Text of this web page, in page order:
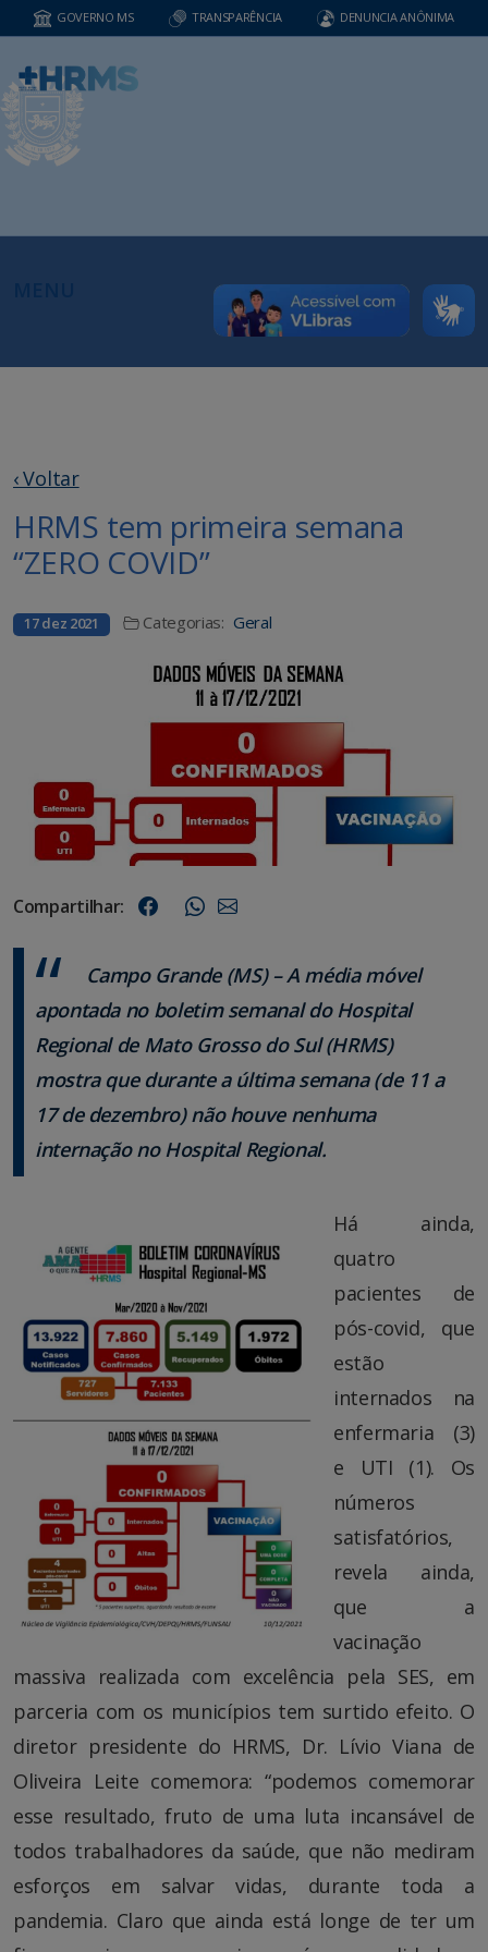
GOVERNO MS TRANSPARÊNCIA DENUNCIA ANÔNIMA
‹ Voltar
HRMS tem primeira semana
“ZERO COVID”
17 dez 2021 Categorias: Geral
Compartilhar:
Campo Grande (MS) – A média móvel
apontada no boletim semanal do Hospital
Regional de Mato Grosso do Sul (HRMS)
mostra que durante a última semana (de 11 a
17 de dezembro) não houve nenhuma
internação no Hospital Regional.
Há ainda,
quatro
pacientes de
pós-covid, que
estão
internados na
enfermaria (3)
e UTI (1). Os
números
satisfatórios,
revela ainda,
que a
vacinação
massiva realizada com excelência pela SES, em
parceria com os municípios tem surtido efeito. O
diretor presidente do HRMS, Dr. Lívio Viana de
Oliveira Leite comemora: “podemos comemorar
esse resultado, fruto de uma luta incansável de
todos trabalhadores da saúde, que não mediram
esforços em salvar vidas, durante toda a
pandemia. Claro que ainda está longe de ter um